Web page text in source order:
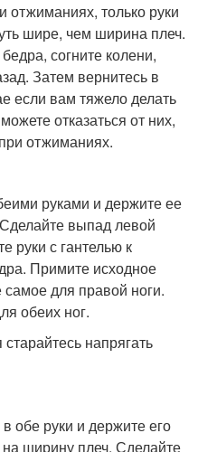
отжиманиях, только руки
шире, чем ширина плеч.
согните колени,
Затем вернитесь в
если вам тяжело делать
отказаться от них,
отжиманиях.
руками и держите ее
выпад левой
руки с гантелью к
Примите исходное
для правой ноги.
обеих ног.
напрягать
обе руки и держите его
на ширину плеч. Сделайте